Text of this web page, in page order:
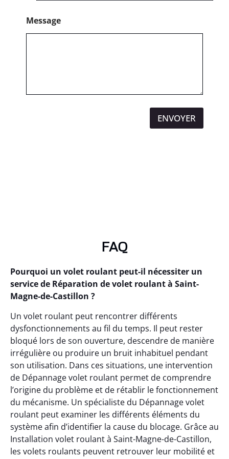
Message
ENVOYER
FAQ
Pourquoi un volet roulant peut-il nécessiter un
service de Réparation de volet roulant à Saint-
Magne-de-Castillon ?
Un volet roulant peut rencontrer différents
dysfonctionnements au fil du temps. Il peut rester
bloqué lors de son ouverture, descendre de manière
irrégulière ou produire un bruit inhabituel pendant
son utilisation. Dans ces situations, une intervention
de Dépannage volet roulant permet de comprendre
l’origine du problème et de rétablir le fonctionnement
du mécanisme. Un spécialiste du Dépannage volet
roulant peut examiner les différents éléments du
système afin d’identifier la cause du blocage. Grâce au
Installation volet roulant à Saint-Magne-de-Castillon,
les volets roulants peuvent retrouver leur mobilité et